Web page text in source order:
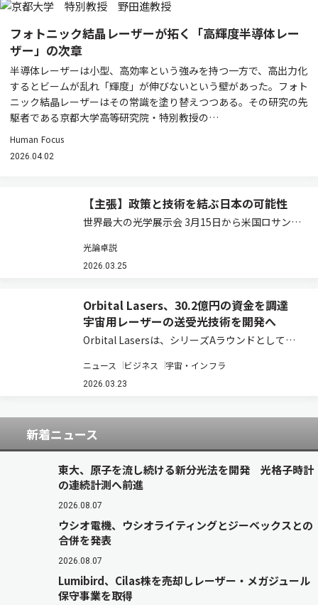
フォトニック結晶レーザーが拓く「高輝度半導体レー
ザー」の次章
半導体レーザーは小型、高効率という強みを持つ一方で、高出力化
するとビームが乱れ「輝度」が伸びないという壁があった。フォト
ニック結晶レーザーはその常識を塗り替えつつある。その研究の先
駆者である京都大学高等研究院・特別教授の…
Human Focus
2026.04.02
【主張】政策と技術を結ぶ日本の可能性
世界最大の光学展示会 3月15日から米国ロサンゼ
Conference and Exhibition）が開幕する。通信
バブル崩壊後、存在感を失っていた同…
光論卓説
2026.03.25
Orbital Lasers、30.2億円の資金を調達
宇宙用レーザーの送受光技術を開発へ
Orbital Lasersは、シリーズAラウンドとして第
り30.2億円の資金調達を実施した（ニュースリリ
ース）。これにより、シードラウンドからの累計
ニュース ビジネス 宇宙・インフラ
2026.03.23
新着ニュース
東大、原子を流し続ける新分光法を開発 光格子時計
の連続計測へ前進
2026.08.07
ウシオ電機、ウシオライティングとジーベックスとの
合併を発表
2026.08.07
Lumibird、Cilas株を売却しレーザー・メガジュール
保守事業を取得